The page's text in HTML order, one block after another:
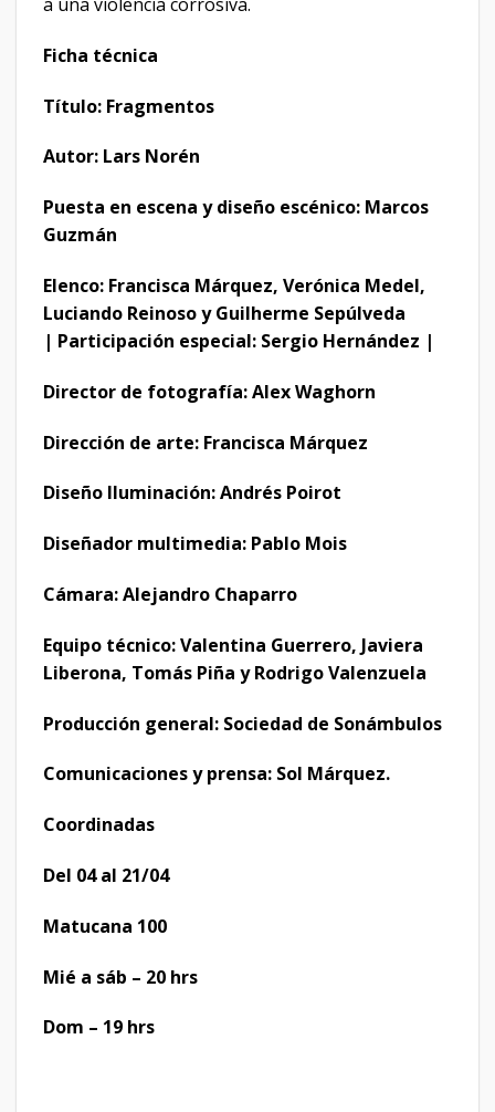
Ficha técnica
Título: Fragmentos
Autor: Lars Norén
Puesta en escena y diseño escénico: Marcos
Guzmán
Elenco: Francisca Márquez, Verónica Medel,
Luciando Reinoso y Guilherme Sepúlveda
| Participación especial: Sergio Hernández |
Director de fotografía: Alex Waghorn
Dirección de arte: Francisca Márquez
Diseño Iluminación: Andrés Poirot
Diseñador multimedia: Pablo Mois
Cámara: Alejandro Chaparro
Equipo técnico: Valentina Guerrero, Javiera
Liberona, Tomás Piña y Rodrigo Valenzuela
Producción general: Sociedad de Sonámbulos
Comunicaciones y prensa: Sol Márquez.
Coordinadas
Del 04 al 21/04
Matucana 100
Mié a sáb – 20 hrs
Dom – 19 hrs